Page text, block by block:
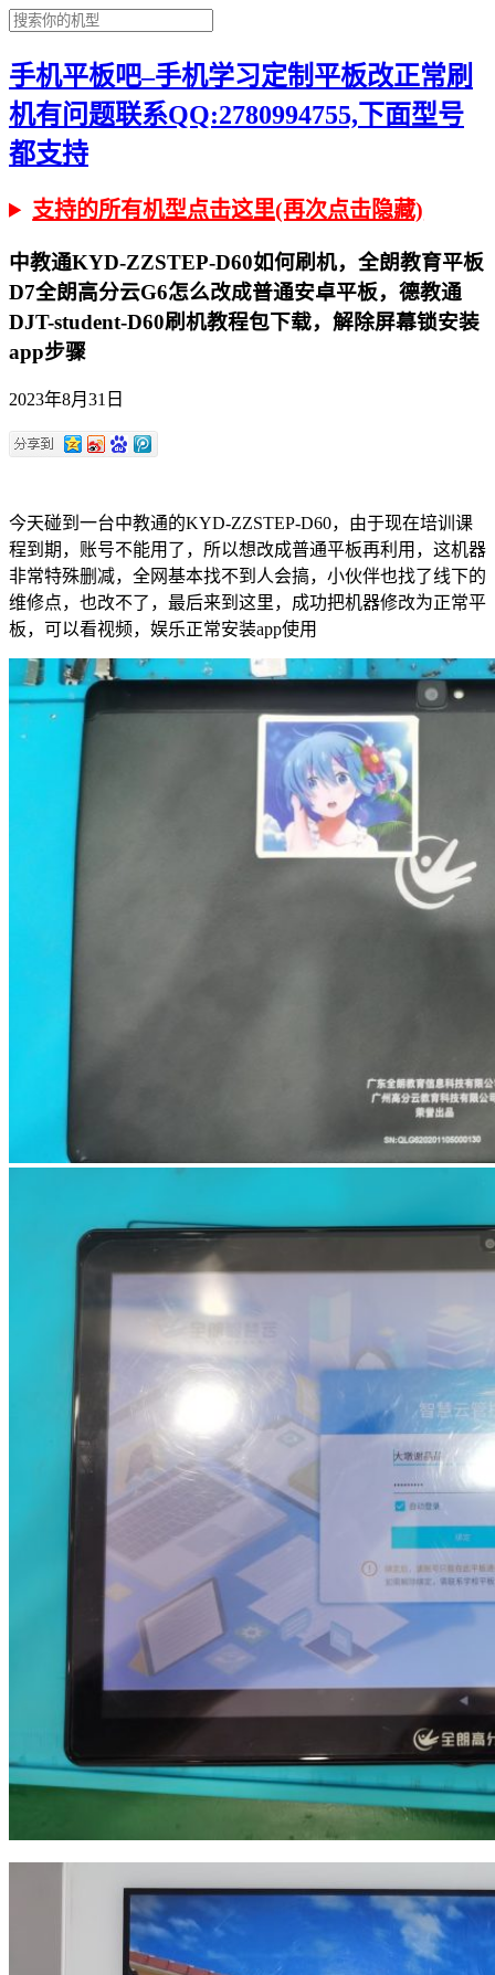
手机平板吧–手机学习定制平板改正常刷
机有问题联系QQ:2780994755,下面型号
都支持
支持的所有机型点击这里(再次点击隐藏)
中教通KYD-ZZSTEP-D60如何刷机，全朗教育平板
D7全朗高分云G6怎么改成普通安卓平板，德教通
DJT-student-D60刷机教程包下载，解除屏幕锁安装
app步骤
2023年8月31日
今天碰到一台中教通的KYD-ZZSTEP-D60，由于现在培训课
程到期，账号不能用了，所以想改成普通平板再利用，这机器
非常特殊删减，全网基本找不到人会搞，小伙伴也找了线下的
维修点，也改不了，最后来到这里，成功把机器修改为正常平
板，可以看视频，娱乐正常安装app使用